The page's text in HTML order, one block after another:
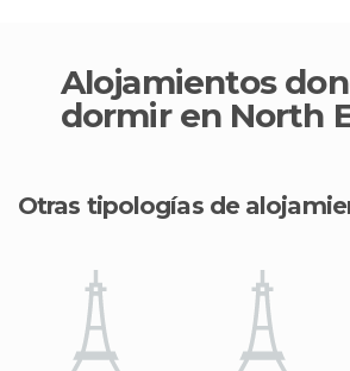
Alojamientos donde
dormir en North
Otras tipologías de